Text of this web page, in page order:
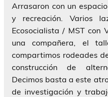
Arrasaron con un
y recreación. Varios
Ecosocialista / MST con
una compañera, el
compartimos rodeades
construcción de
Decimos basta a este
de investigación y